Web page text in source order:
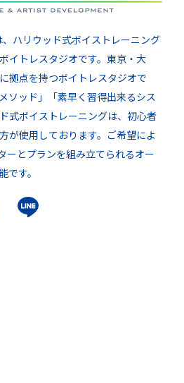
、ハリウッド式ボイストレーニング
イトレスタジオです。東京・大
拠点を持つボイトレスタジオで
ソッド」「素早く習得出来るシス
式ボイストレーニングは、初心者
が使用しております。ご希望によ
ーとプランを組み立てられるオー
です。